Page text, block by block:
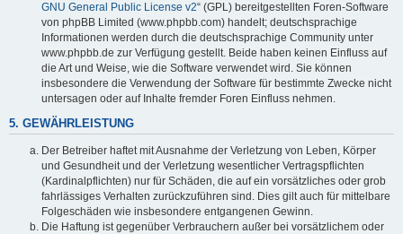
GNU General Public License v2“ (GPL) bereitgestellten Foren-Software
von phpBB Limited (www.phpbb.com) handelt; deutschsprachige
Informationen werden durch die deutschsprachige Community unter
www.phpbb.de zur Verfügung gestellt. Beide haben keinen Einfluss auf
die Art und Weise, wie die Software verwendet wird. Sie können
insbesondere die Verwendung der Software für bestimmte Zwecke nicht
untersagen oder auf Inhalte fremder Foren Einfluss nehmen.
5. GEWÄHRLEISTUNG
Der Betreiber haftet mit Ausnahme der Verletzung von Leben, Körper
und Gesundheit und der Verletzung wesentlicher Vertragspflichten
(Kardinalpflichten) nur für Schäden, die auf ein vorsätzliches oder grob
fahrlässiges Verhalten zurückzuführen sind. Dies gilt auch für mittelbare
Folgeschäden wie insbesondere entgangenen Gewinn.
Die Haftung ist gegenüber Verbrauchern außer bei vorsätzlichem oder